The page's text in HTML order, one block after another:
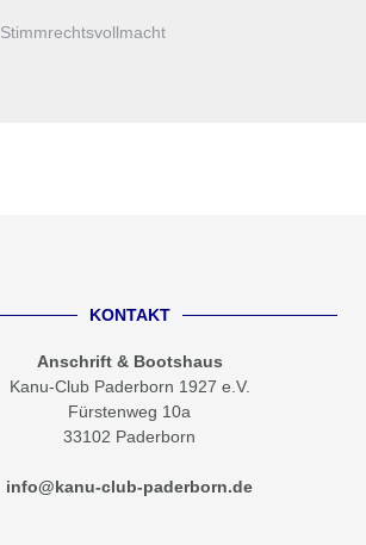
Stimmrechtsvollmacht
KONTAKT
Anschrift & Bootshaus
Kanu-Club Paderborn 1927 e.V.
Fürstenweg 10a
33102 Paderborn
info@kanu-club-paderborn.de